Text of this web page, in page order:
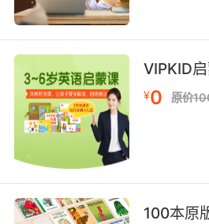
升3倍。 跨时空互动打破物
语言环境。VIPKID推出的全
让孩子与不同母语者进行实
友描述My pet hamster
castle时，中国孩子需调动
双重能力。这种非对称性交
可理解性，又提供真实的
学应用语言学系跟踪案例显
儿童对隐喻表达的听力辨识
技术赋能互动：智能时代的
VIPKID
¥0 原价
100本原